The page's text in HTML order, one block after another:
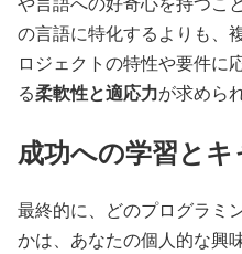
の言語に特化するよりも、
ロジェクトの特性や要件に
る柔軟性と適応力が求めら
成功への学習と
最終的に、どのプログラミ
かは、あなたの個人的な興